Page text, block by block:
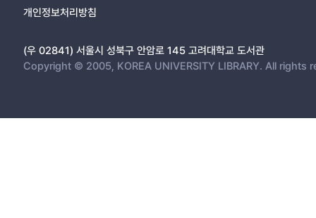
개인정보처리방침
(우 02841) 서울시 성북구 안암로 145 고려대학교 도서관
Copyright © 2005, KOREA UNIVERSITY LIBRARY. All rights